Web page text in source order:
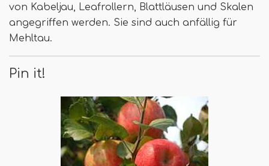
von Kabeljau, Leafrollern, Blattläusen und Skalen
angegriffen werden. Sie sind auch anfällig für
Mehltau.
Pin it!